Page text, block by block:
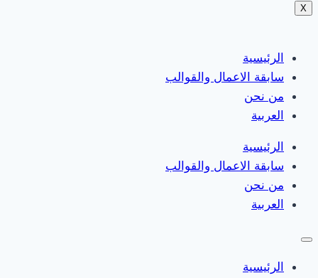
X
الرئيسية
سابقة الاعمال والقوالب
من نحن
العربية
الرئيسية
سابقة الاعمال والقوالب
من نحن
العربية
الرئيسية